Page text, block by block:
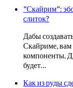
"Скайрим":
слиток?
Дабы
Скайриме, вам
компоненты.
будет…
Как из руды